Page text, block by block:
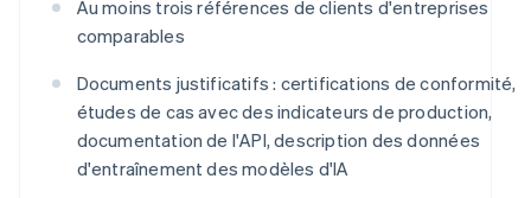
Au moins trois références de clients d'entreprises
comparables
Documents justificatifs : certifications de conformité,
études de cas avec des indicateurs de production,
documentation de l'API, description des données
d'entraînement des modèles d'IA